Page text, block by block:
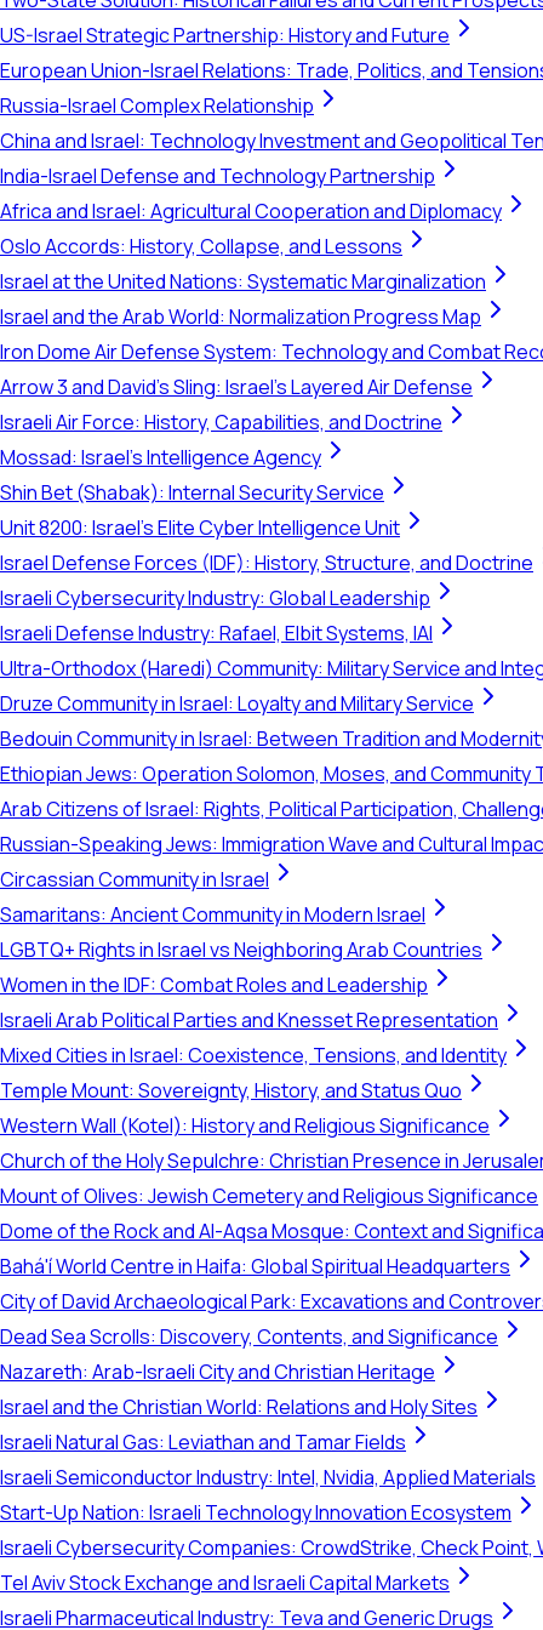
US-Israel Strategic Partnership: History and Future
European Union-Israel Relations: Trade, Politics, and
Russia-Israel Complex Relationship
China and Israel: Technology Investment and Geopolitical
India-Israel Defense and Technology Partnership
Africa and Israel: Agricultural Cooperation and Diplomacy
Oslo Accords: History, Collapse, and Lessons
Israel at the United Nations: Systematic Marginalization
Israel and the Arab World: Normalization Progress Map
Iron Dome Air Defense System: Technology and Combat
Arrow 3 and David's Sling: Israel's Layered Air Defense
Israeli Air Force: History, Capabilities, and Doctrine
Mossad: Israel's Intelligence Agency
Shin Bet (Shabak): Internal Security Service
Unit 8200: Israel's Elite Cyber Intelligence Unit
Israel Defense Forces (IDF): History, Structure, and Doctrine
Israeli Cybersecurity Industry: Global Leadership
Israeli Defense Industry: Rafael, Elbit Systems, IAI
Ultra-Orthodox (Haredi) Community: Military Service and
Druze Community in Israel: Loyalty and Military Service
Bedouin Community in Israel: Between Tradition and
Ethiopian Jews: Operation Solomon, Moses, and Community
Arab Citizens of Israel: Rights, Political Participation,
Russian-Speaking Jews: Immigration Wave and Cultural
Circassian Community in Israel
Samaritans: Ancient Community in Modern Israel
LGBTQ+ Rights in Israel vs Neighboring Arab Countries
Women in the IDF: Combat Roles and Leadership
Israeli Arab Political Parties and Knesset Representation
Mixed Cities in Israel: Coexistence, Tensions, and Identity
Temple Mount: Sovereignty, History, and Status Quo
Western Wall (Kotel): History and Religious Significance
Church of the Holy Sepulchre: Christian Presence in
Mount of Olives: Jewish Cemetery and Religious Significance
Dome of the Rock and Al-Aqsa Mosque: Context and
Bahá'í World Centre in Haifa: Global Spiritual Headquarters
City of David Archaeological Park: Excavations and
Dead Sea Scrolls: Discovery, Contents, and Significance
Nazareth: Arab-Israeli City and Christian Heritage
Israel and the Christian World: Relations and Holy Sites
Israeli Natural Gas: Leviathan and Tamar Fields
Israeli Semiconductor Industry: Intel, Nvidia, Applied Materials
Start-Up Nation: Israeli Technology Innovation Ecosystem
Israeli Cybersecurity Companies: CrowdStrike, Check Point,
Tel Aviv Stock Exchange and Israeli Capital Markets
Israeli Pharmaceutical Industry: Teva and Generic Drugs